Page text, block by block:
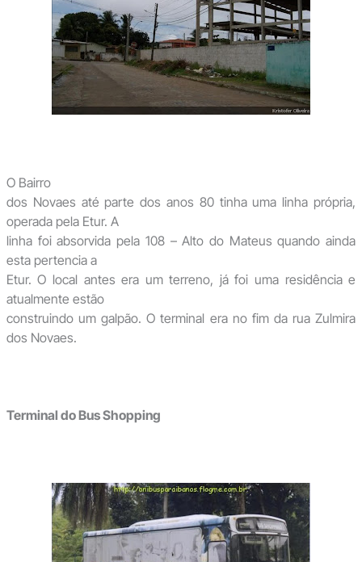
O Bairro
dos Novaes até parte dos anos 80 tinha uma linha própria,
operada pela Etur. A
linha foi absorvida pela 108 – Alto do Mateus quando ainda
esta pertencia a
Etur. O local antes era um terreno, já foi uma residência e
atualmente estão
construindo um galpão. O terminal era no fim da rua Zulmira
dos Novaes.
Terminal do Bus Shopping